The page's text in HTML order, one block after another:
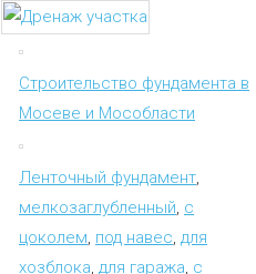
Строительство фундамента в
Мосеве и Мособласти
Ленточный фундамент
мелкозаглубленный с
цоколем под навес для
хозблока для гаража с